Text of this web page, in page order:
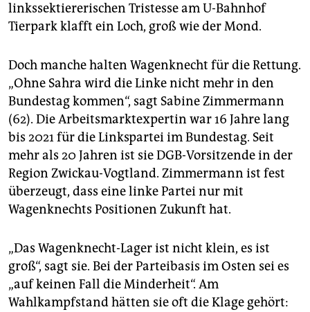
linkssektiererischen Tristesse am U-Bahnhof
Tierpark klafft ein Loch, groß wie der Mond.
Doch manche halten Wagenknecht für die Rettung.
„Ohne Sahra wird die Linke nicht mehr in den
Bundestag kommen“, sagt Sabine Zimmermann
(62). Die Arbeitsmarktexpertin war 16 Jahre lang
bis 2021 für die Linkspartei im Bundestag. Seit
mehr als 20 Jahren ist sie DGB-Vorsitzende in der
Region Zwickau-Vogtland. Zimmermann ist fest
überzeugt, dass eine linke Partei nur mit
Wagenknechts Positionen Zukunft hat.
„Das Wagenknecht-Lager ist nicht klein, es ist
groß“, sagt sie. Bei der Parteibasis im Osten sei es
„auf keinen Fall die Minderheit“. Am
Wahlkampfstand hätten sie oft die Klage gehört: